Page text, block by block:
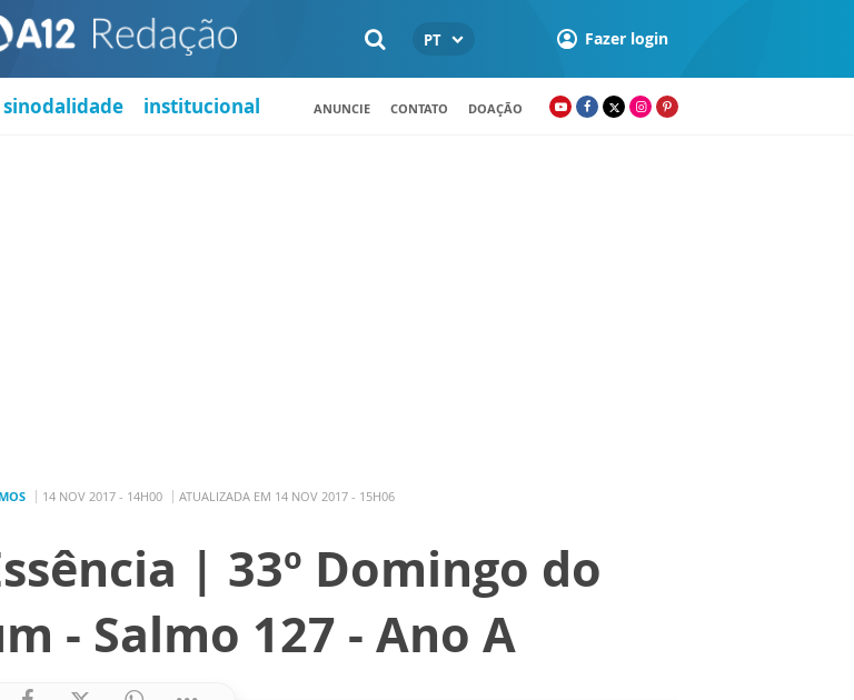
PT Fazer login
sinodalidade institucional ANUNCIE CONTATO DOAÇÃO
14 NOV 2017 - 14H00 ATUALIZADA EM 14 NOV 2017 - 15H06
| 33º Domingo do
- Salmo 127 - Ano A